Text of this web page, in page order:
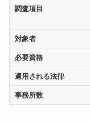
調査項目
対象者
必要資格
適用される法律
事務所数